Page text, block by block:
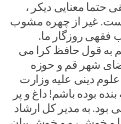
حتما معنایی دیکر ،
غیر از چهره مشوب
فقهی روزگار ما.
به قول حافظ کرا می
شهر قم و حوزه
دینی علیه وزارت
بوده باشم! داغ و پر
بود. به مدیر کل ارشاد